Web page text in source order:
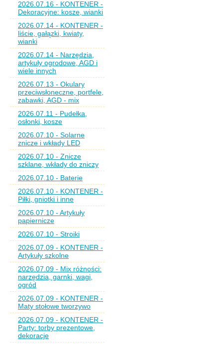
2026.07.16 - KONTENER -
Dekoracyjne: kosze, wianki
2026.07.14 - KONTENER -
liście, gałązki, kwiaty,
wianki
2026.07.14 - Narzędzia,
artykuły ogrodowe, AGD i
wiele innych
2026.07.13 - Okulary
przeciwsłoneczne, portfele,
zabawki, AGD - mix
2026.07.11 - Pudełka,
osłonki, kosze
2026.07.10 - Solarne
znicze i wkłady LED
2026.07.10 - Znicze
szklane, wkłady do zniczy
2026.07.10 - Baterie
2026.07.10 - KONTENER -
Piłki, gniotki i inne
2026.07.10 - Artykuły
papiernicze
2026.07.10 - Stroiki
2026.07.09 - KONTENER -
Artykuły szkolne
2026.07.09 - Mix różności:
narzędzia, garnki, wagi,
ogród
2026.07.09 - KONTENER -
Maty stołowe tworzywo
2026.07.09 - KONTENER -
Party: torby prezentowe,
dekoracje